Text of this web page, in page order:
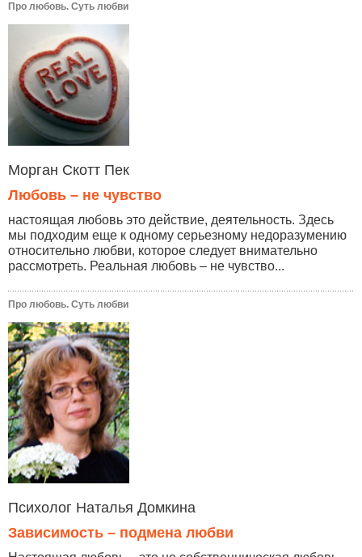
Про любовь. Суть любви
Морган Скотт Пек
Любовь – не чувство
настоящая любовь это действие, деятельность. Здесь
мы подходим еще к одному серьезному недоразумению
относительно любви, которое следует внимательно
рассмотреть. Реальная любовь – не чувство...
Про любовь. Суть любви
Психолог Наталья Домкина
Зависимость – подмена любви